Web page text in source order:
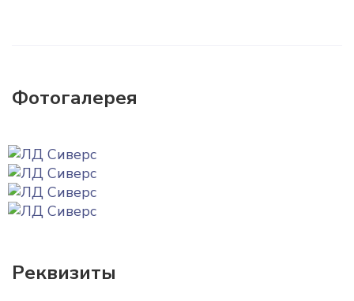
Фотогалерея
Реквизиты